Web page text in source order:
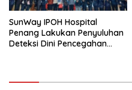
SunWay IPOH Hospital
Penang Lakukan Penyuluhan
Deteksi Dini Pencegahan